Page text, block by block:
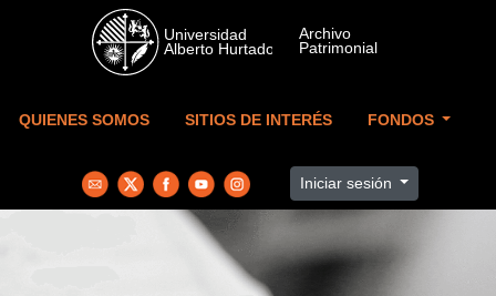
Skip to main content
QUIENES SOMOS SITIOS DE INTERÉS FONDOS
Iniciar sesión